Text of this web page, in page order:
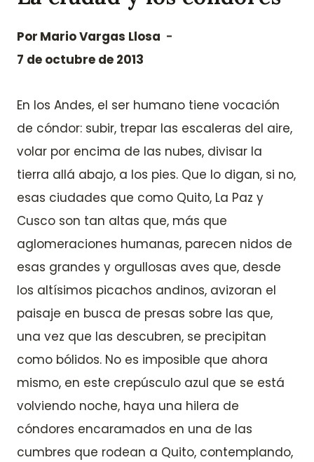
Por Mario Vargas Llosa
7 de octubre de 2013
En los Andes, el ser humano tiene vocación
de cóndor: subir, trepar las escaleras del aire,
volar por encima de las nubes, divisar la
tierra allá abajo, a los pies. Que lo digan, si no,
esas ciudades que como Quito, La Paz y
Cusco son tan altas que, más que
aglomeraciones humanas, parecen nidos de
esas grandes y orgullosas aves que, desde
los altísimos picachos andinos, avizoran el
paisaje en busca de presas sobre las que,
una vez que las descubren, se precipitan
como bólidos. No es imposible que ahora
mismo, en este crepúsculo azul que se está
volviendo noche, haya una hilera de
cóndores encaramados en una de las
cumbres que rodean a Quito, contemplando,